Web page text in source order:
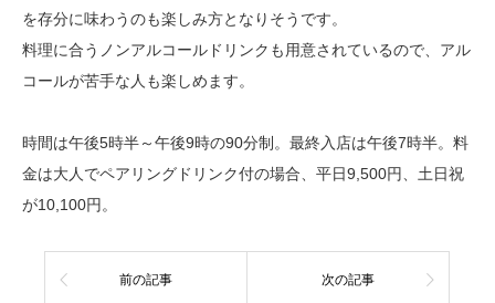
を存分に味わうのも楽しみ方となりそうです。
料理に合うノンアルコールドリンクも用意されているので、アル
コールが苦手な人も楽しめます。
時間は午後5時半～午後9時の90分制。最終入店は午後7時半。料
金は大人でペアリングドリンク付の場合、平日9,500円、土日祝
が10,100円。
前の記事 次の記事